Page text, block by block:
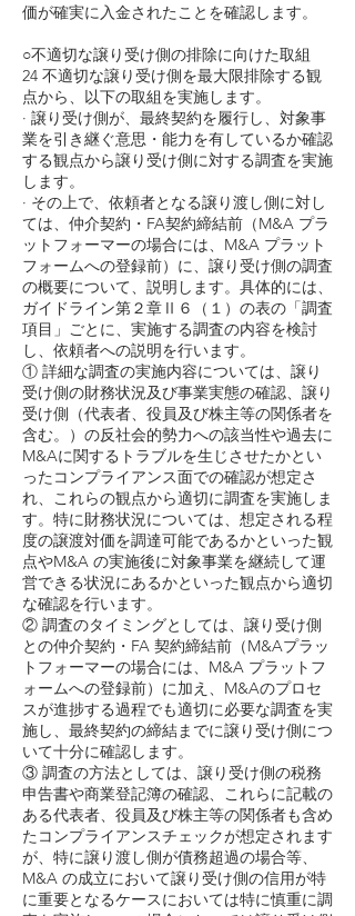
価が確実に入金されたことを確認します。
○不適切な譲り受け側の排除に向けた取組
24 不適切な譲り受け側を最大限排除する観
点から、以下の取組を実施します。
· 譲り受け側が、最終契約を履行し、対象事
業を引き継ぐ意思・能力を有しているか確認
する観点から譲り受け側に対する調査を実施
します。
· その上で、依頼者となる譲り渡し側に対し
ては、仲介契約・FA契約締結前（M&A プラ
ットフォーマーの場合には、M&A プラット
フォームへの登録前）に、譲り受け側の調査
の概要について、説明します。具体的には、
ガイドライン第２章Ⅱ６（１）の表の「調査
項目」ごとに、実施する調査の内容を検討
し、依頼者への説明を行います。
① 詳細な調査の実施内容については、譲り
受け側の財務状況及び事業実態の確認、譲り
受け側（代表者、役員及び株主等の関係者を
含む。）の反社会的勢力への該当性や過去に
M&Aに関するトラブルを生じさせたかとい
ったコンプライアンス面での確認が想定さ
れ、これらの観点から適切に調査を実施しま
す。特に財務状況については、想定される程
度の譲渡対価を調達可能であるかといった観
点やM&A の実施後に対象事業を継続して運
営できる状況にあるかといった観点から適切
な確認を行います。
② 調査のタイミングとしては、譲り受け側
との仲介契約・FA 契約締結前（M&Aプラッ
トフォーマーの場合には、M&A プラットフ
ォームへの登録前）に加え、M&Aのプロセ
スが進捗する過程でも適切に必要な調査を実
施し、最終契約の締結までに譲り受け側につ
いて十分に確認します。
③ 調査の方法としては、譲り受け側の税務
申告書や商業登記簿の確認、これらに記載の
ある代表者、役員及び株主等の関係者も含め
たコンプライアンスチェックが想定されます
が、特に譲り渡し側が債務超過の場合等、
M&A の成立において譲り受け側の信用が特
に重要となるケースにおいては特に慎重に調